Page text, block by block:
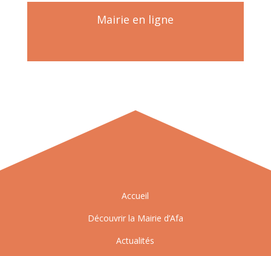
Mairie en ligne
Accueil
Découvrir la Mairie d’Afa
Actualités